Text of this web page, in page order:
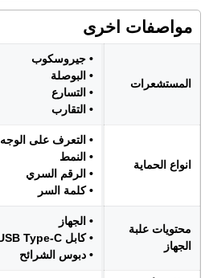
مواصفات اخرى
المستشعرات
• جيروسكوب
• البوصلة
• التسارع
• التقارب
انواع الحماية
• التعرف على الوجه
• النمط
• الرقم السري
• كلمة السر
محتويات علبة
الجهاز
• الجهاز
• كابل USB Type-C
• دبوس الشرائح